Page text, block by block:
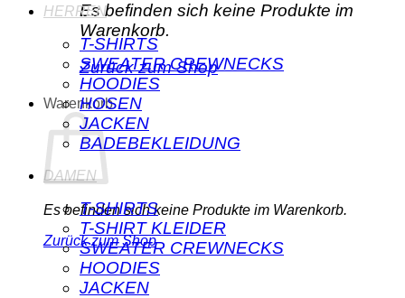
Es befinden sich keine Produkte im
Warenkorb.
Zurück zum Shop
Warenkorb
Es befinden sich keine Produkte im Warenkorb.
Zurück zum Shop
HERREN
T-SHIRTS
SWEATER CREWNECKS
HOODIES
HOSEN
JACKEN
BADEBEKLEIDUNG
DAMEN
T-SHIRTS
T-SHIRT KLEIDER
SWEATER CREWNECKS
HOODIES
JACKEN